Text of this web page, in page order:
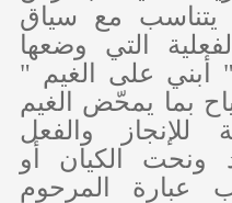
يتناسب مع سياق
التي وضعها
" أبني على الغيم "
بما يمحّض الغيم
والفعل
ونحت الكيان أو
عبارة المرحوم